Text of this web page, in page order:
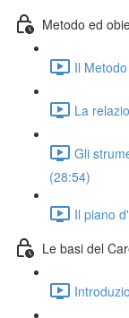
Metodo ed
Il
La
Gli
(28:54)
Il piano
Le basi del